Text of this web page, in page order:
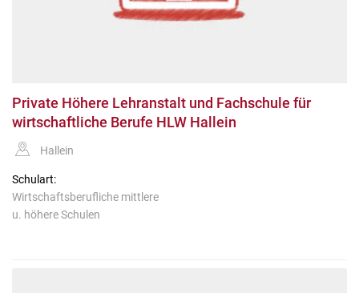
Private Höhere Lehranstalt und Fachschule für
wirtschaftliche Berufe HLW Hallein
Hallein
Schulart:
Wirtschaftsberufliche mittlere
u. höhere Schulen